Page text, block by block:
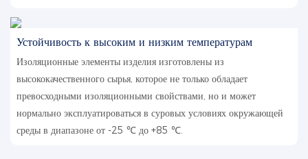
Устойчивость к высоким и низким температурам
Изоляционные элементы изделия изготовлены из
высококачественного сырья, которое не только обладает
превосходными изоляционными свойствами, но и может
нормально эксплуатироваться в суровых условиях окружающей
среды в диапазоне от -25 ℃ до +85 ℃.